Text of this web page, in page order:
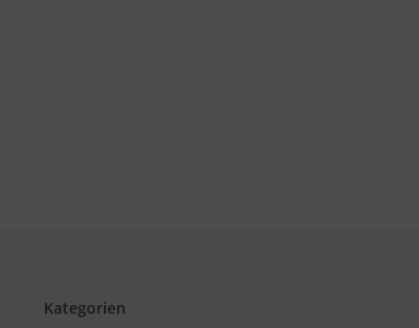
Kategorien